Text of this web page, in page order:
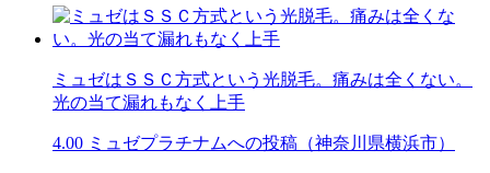
ミュゼはＳＳＣ方式という光脱毛。痛みは全くない。
光の当て漏れもなく上手
4.00 ミュゼプラチナムへの投稿（神奈川県横浜市）